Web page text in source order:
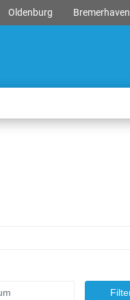
Oldenburg Bremerhaven